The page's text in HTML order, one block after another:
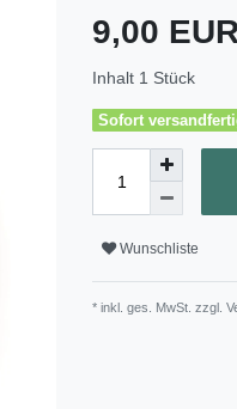
9,00 EUR
Inhalt 1 Stück
Sofort
Wunschliste
* inkl. ges. MwSt. zzgl.